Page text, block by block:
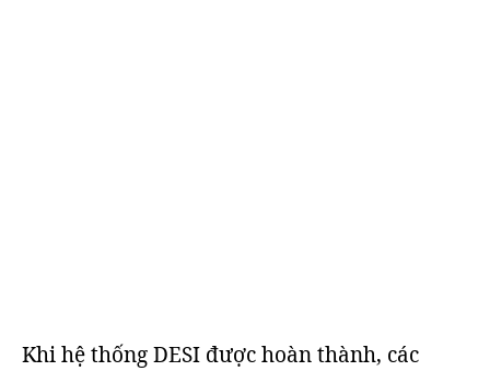
Khi hệ thống DESI được hoàn thành, các